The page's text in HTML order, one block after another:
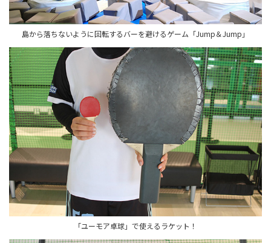
島から落ちないように回転するバーを避けるゲーム「Jump＆Jump」
「ユーモア卓球」で使えるラケット！